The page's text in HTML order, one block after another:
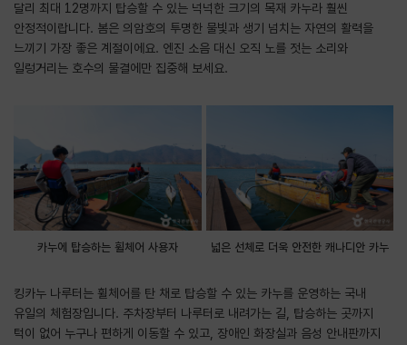
달리 최대 12명까지 탑승할 수 있는 넉넉한 크기의 목재 카누라 훨씬
안정적이랍니다. 봄은 의암호의 투명한 물빛과 생기 넘치는 자연의 활력을
느끼기 가장 좋은 계절이에요. 엔진 소음 대신 오직 노를 젓는 소리와
일렁거리는 호수의 물결에만 집중해 보세요.
카누에 탑승하는 휠체어 사용자 넓은 선체로 더욱 안전한 캐나디안 카누
킹카누 나루터는 휠체어를 탄 채로 탑승할 수 있는 카누를 운영하는 국내
유일의 체험장입니다. 주차장부터 나루터로 내려가는 길, 탑승하는 곳까지
턱이 없어 누구나 편하게 이동할 수 있고, 장애인 화장실과 음성 안내판까지